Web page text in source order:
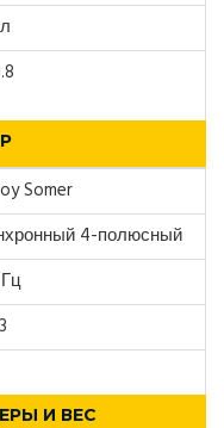
Somer
4-полюсный
И ВЕС